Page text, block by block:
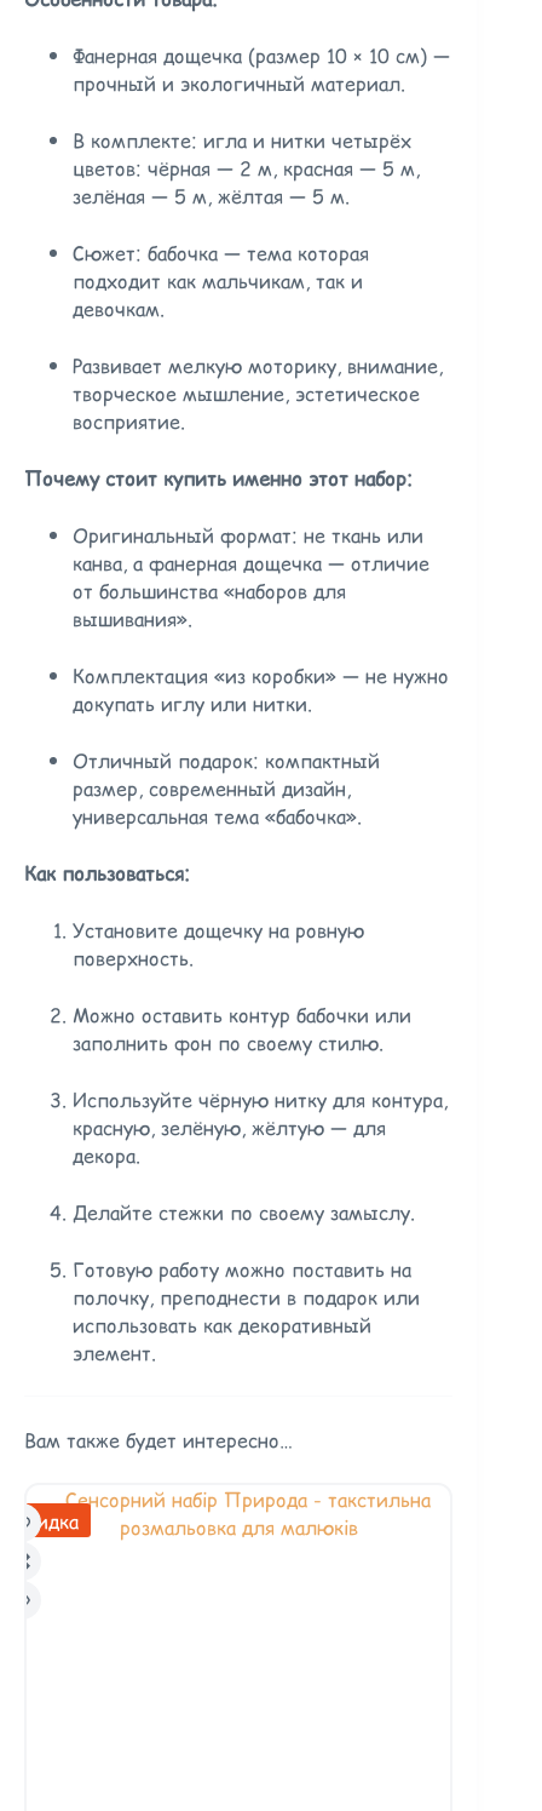
Фанерная дощечка (размер 10 × 10 см) —
прочный и экологичный материал.
В комплекте: игла и нитки четырёх
цветов: чёрная — 2 м, красная — 5 м,
зелёная — 5 м, жёлтая — 5 м.
Сюжет: бабочка — тема которая
подходит как мальчикам, так и
девочкам.
Развивает мелкую моторику, внимание,
творческое мышление, эстетическое
восприятие.
Почему стоит купить именно этот набор:
Оригинальный формат: не ткань или
канва, а фанерная дощечка — отличие
от большинства «наборов для
вышивания».
Комплектация «из коробки» — не нужно
докупать иглу или нитки.
Отличный подарок: компактный
размер, современный дизайн,
универсальная тема «бабочка».
Как пользоваться:
Установите дощечку на ровную
поверхность.
Можно оставить контур бабочки или
заполнить фон по своему стилю.
Используйте чёрную нитку для контура,
красную, зелёную, жёлтую — для
декора.
Делайте стежки по своему замыслу.
Готовую работу можно поставить на
полочку, преподнести в подарок или
использовать как декоративный
элемент.
Вам также будет интересно…
Скидка